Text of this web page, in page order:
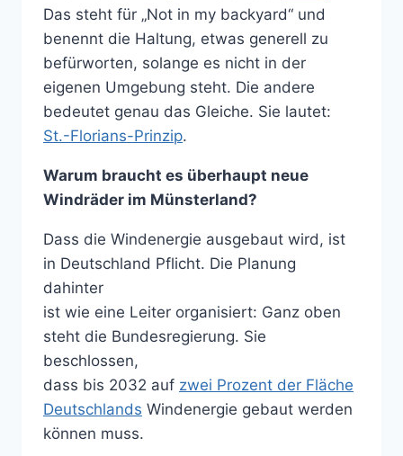
Das steht für „Not in my backyard“ und
benennt die Haltung, etwas generell zu
befürworten, solange es nicht in der
eigenen Umgebung steht. Die andere
bedeutet genau das Gleiche. Sie lautet:
St.-Florians-Prinzip.
Warum braucht es überhaupt neue
Windräder im Münsterland?
Dass die Windenergie ausgebaut wird, ist
in Deutschland Pflicht. Die Planung
dahinter
ist wie eine Leiter organisiert: Ganz oben
steht die Bundesregierung. Sie
beschlossen,
dass bis 2032 auf zwei Prozent der Fläche
Deutschlands Windenergie gebaut werden
können muss.